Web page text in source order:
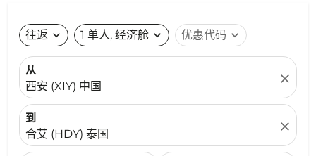
往返 expand_more 1 单人, 经济舱 expand_more 优惠代码 expand_more
从
西安 (XIY) 中国
close
到
合艾 (HDY) 泰国
close